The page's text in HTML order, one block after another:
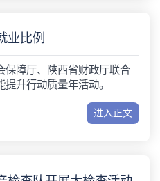
业比例
保障厅、陕西省财政厅联合
升行动质量年活动。
进入正文